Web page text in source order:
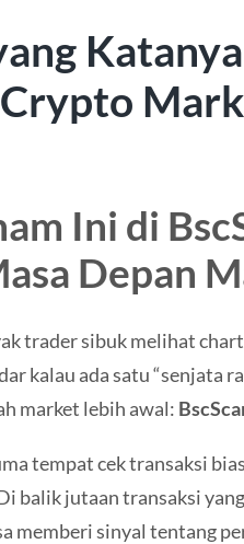
Ini di
Depan
trader sibuk melihat
kalau ada satu “senjata
market lebih awal:
tempat cek transaksi
balik jutaan transaksi
memberi sinyal tentang